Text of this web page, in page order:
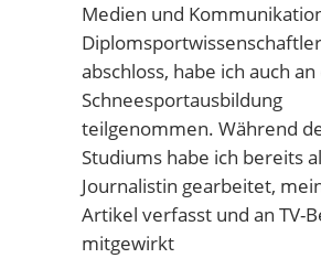
Medien und
abschloss, habe ich auch
Schneesportausbildung
teilgenommen. Während
Studiums habe ich bereits
Journalistin gearbeitet,
Artikel verfasst und an TV-
mitgewirkt